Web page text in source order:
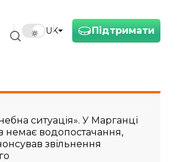
Підтримати
UK
ситуація». У Марганці
немає водопостачання,
звільнення